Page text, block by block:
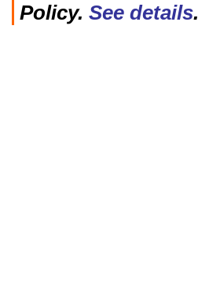
Policy. See details.